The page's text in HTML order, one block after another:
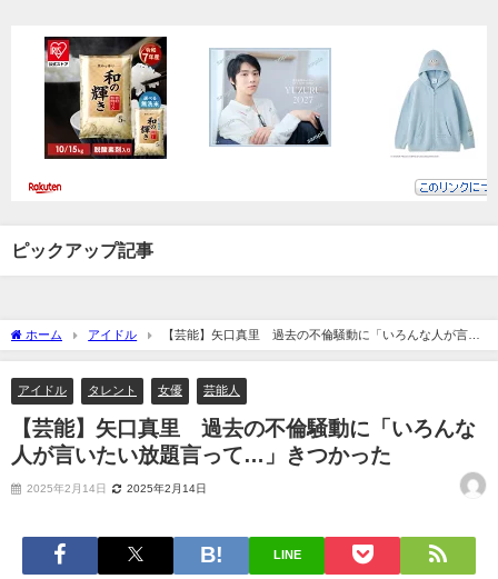
ピックアップ記事
ホーム アイドル
【芸能】矢口真里 過去の不倫騒動に「いろんな人が言い
たい放題言って…」きつかった
アイドル タレント 女優 芸能人
【芸能】矢口真里 過去の不倫騒動に「いろんな
人が言いたい放題言って…」きつかった
2025年2月14日 2025年2月14日
LINE